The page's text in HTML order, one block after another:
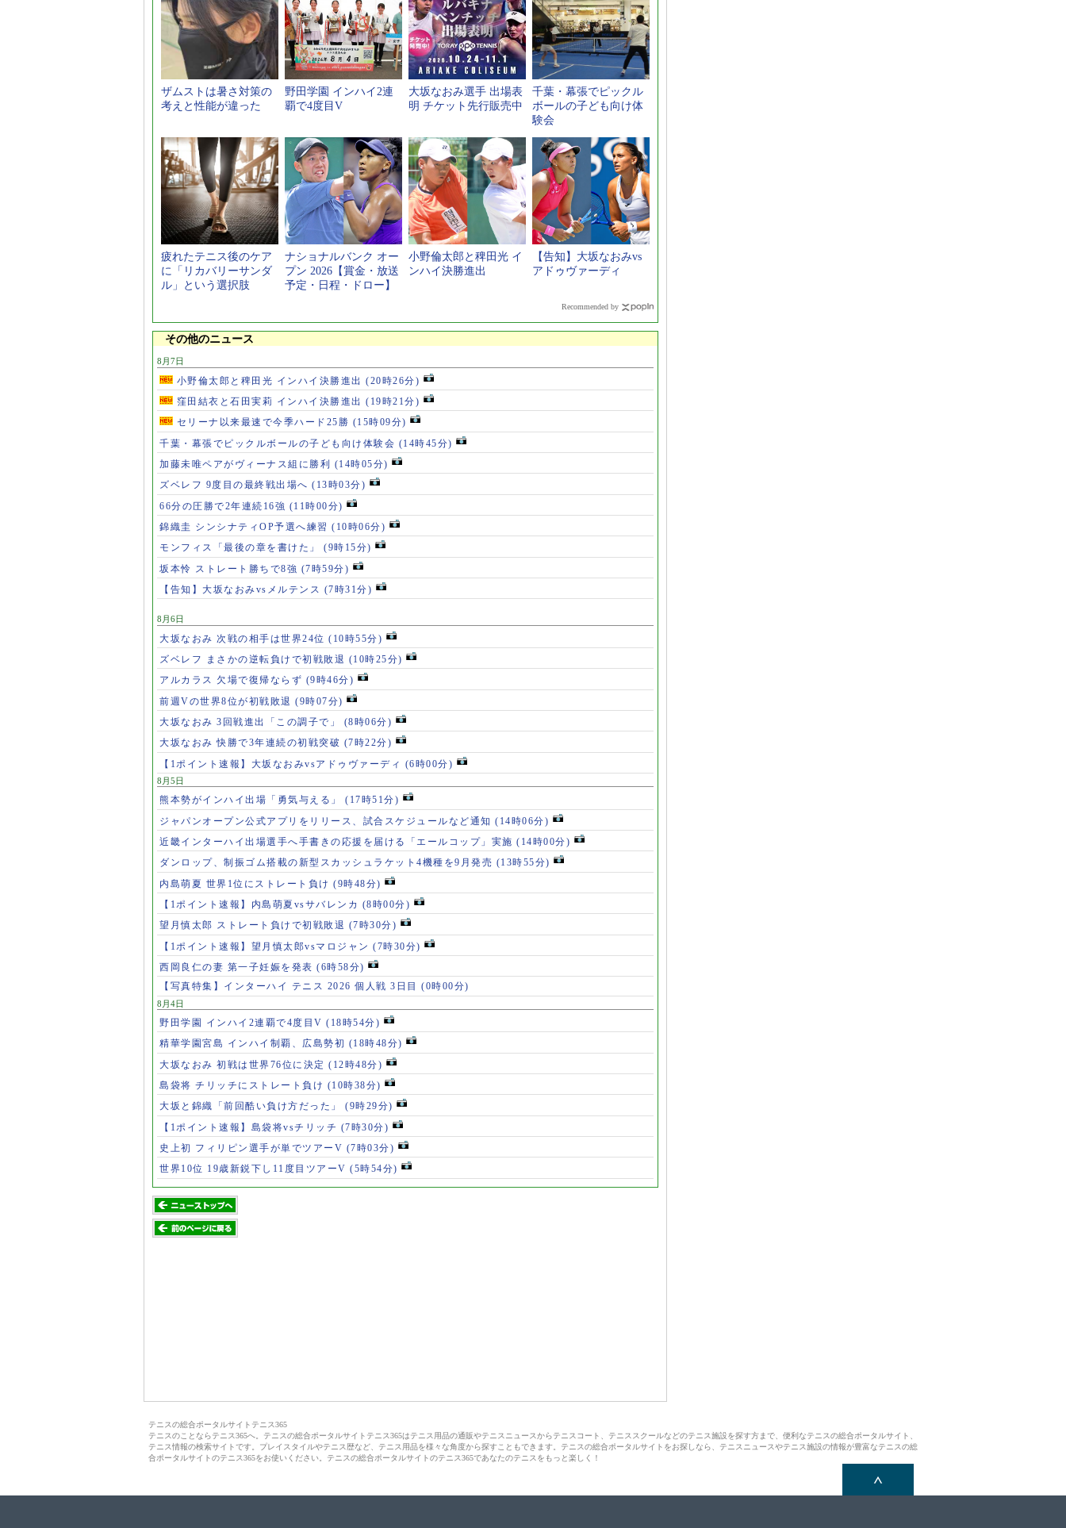
ザムストは暑さ対策の
考えと性能が違った
野田学園 インハイ2連
覇で4度目V
大坂なおみ選手 出場表
明 チケット先行販売中
千葉・幕張でピックル
ボールの子ども向け体
験会
疲れたテニス後のケア
に「リカバリーサンダ
ル」という選択肢
ナショナルバンク オー
プン 2026【賞金・放送
予定・日程・ドロー】
小野倫太郎と稗田光 イ
ンハイ決勝進出
【告知】大坂なおみvs
アドゥヴァーディ
Recommended by
その他のニュース
8月7日
小野倫太郎と稗田光 インハイ決勝進出 (20時26分)
窪田結衣と石田実莉 インハイ決勝進出 (19時21分)
セリーナ以来最速で今季ハード25勝 (15時09分)
千葉・幕張でピックルボールの子ども向け体験会 (14時45分)
加藤未唯ペアがヴィーナス組に勝利 (14時05分)
ズベレフ 9度目の最終戦出場へ (13時03分)
66分の圧勝で2年連続16強 (11時00分)
錦織圭 シンシナティOP予選へ練習 (10時06分)
モンフィス「最後の章を書けた」 (9時15分)
坂本怜 ストレート勝ちで8強 (7時59分)
【告知】大坂なおみvsメルテンス (7時31分)
8月6日
大坂なおみ 次戦の相手は世界24位 (10時55分)
ズベレフ まさかの逆転負けで初戦敗退 (10時25分)
アルカラス 欠場で復帰ならず (9時46分)
前週Vの世界8位が初戦敗退 (9時07分)
大坂なおみ 3回戦進出「この調子で」 (8時06分)
大坂なおみ 快勝で3年連続の初戦突破 (7時22分)
【1ポイント速報】大坂なおみvsアドゥヴァーディ (6時00分)
8月5日
熊本勢がインハイ出場「勇気与える」 (17時51分)
ジャパンオープン公式アプリをリリース、試合スケジュールなど通知 (14時06分)
近畿インターハイ出場選手へ手書きの応援を届ける「エールコップ」実施 (14時00分)
ダンロップ、制振ゴム搭載の新型スカッシュラケット4機種を9月発売 (13時55分)
内島萌夏 世界1位にストレート負け (9時48分)
【1ポイント速報】内島萌夏vsサバレンカ (8時00分)
望月慎太郎 ストレート負けで初戦敗退 (7時30分)
【1ポイント速報】望月慎太郎vsマロジャン (7時30分)
西岡良仁の妻 第一子妊娠を発表 (6時58分)
【写真特集】インターハイ テニス 2026 個人戦 3日目 (0時00分)
8月4日
野田学園 インハイ2連覇で4度目V (18時54分)
精華学園宮島 インハイ制覇、広島勢初 (18時48分)
大坂なおみ 初戦は世界76位に決定 (12時48分)
島袋将 チリッチにストレート負け (10時38分)
大坂と錦織「前回酷い負け方だった」 (9時29分)
【1ポイント速報】島袋将vsチリッチ (7時30分)
史上初 フィリピン選手が単でツアーV (7時03分)
世界10位 19歳新鋭下し11度目ツアーV (5時54分)
テニスの総合ポータルサイトテニス365
テニスのことならテニス365へ。テニスの総合ポータルサイトテニス365はテニス用品の通販やテニスニュースからテニスコート、テニススクールなどのテニス施設を探す方まで、便利なテニスの総合ポータルサイト、
テニス情報の検索サイトです。プレイスタイルやテニス歴など、テニス用品を様々な角度から探すこともできます。テニスの総合ポータルサイトをお探しなら、テニスニュースやテニス施設の情報が豊富なテニスの総
合ポータルサイトのテニス365をお使いください。テニスの総合ポータルサイトのテニス365であなたのテニスをもっと楽しく！